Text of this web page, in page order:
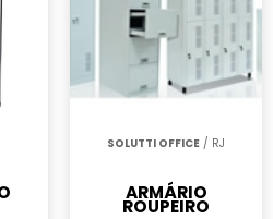
SOLUTTI OFFICE / RJ
ARMÁRIO
ROUPEIRO